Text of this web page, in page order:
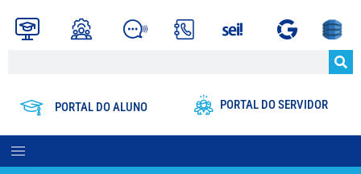
PORTAL DO ALUNO PORTAL DO SERVIDOR